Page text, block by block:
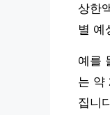
상한
별 예
예를
는 약
집니